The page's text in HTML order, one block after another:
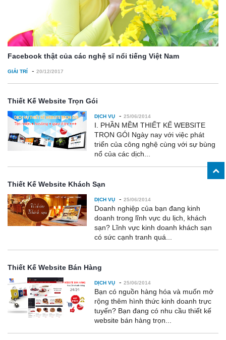
Facebook thật của các nghệ sĩ nổi tiếng Việt Nam
GIẢI TRÍ - 20/12/2017
Thiết Kế Website Trọn Gói
DỊCH VỤ - 25/06/2014
I. PHẦN MỀM THIẾT KẾ WEBSITE
TRỌN GÓI Ngày nay với việc phát
triển của công nghệ cùng với sự bùng
nổ của các dịch...
Thiết Kế Website Khách Sạn
DỊCH VỤ - 25/06/2014
Doanh nghiệp của bạn đang kinh
doanh trong lĩnh vực du lịch, khách
sạn? Lĩnh vực kinh doanh khách sạn
có sức cạnh tranh quá...
Thiết Kế Website Bán Hàng
DỊCH VỤ - 25/06/2014
Bạn có nguồn hàng hóa và muốn mở
rộng thêm hình thức kinh doanh trực
tuyến? Bạn đang có nhu cầu thiết kế
website bán hàng trọn...